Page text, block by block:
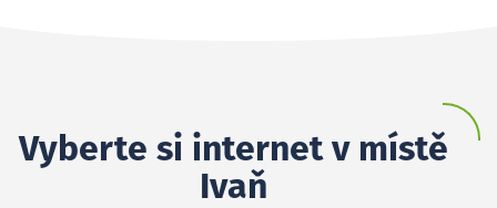
Vyberte si internet v místě
Ivaň